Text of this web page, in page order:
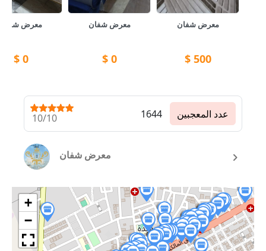
معرض شفان
500
$
معرض شفان
0
$
معرض شفان
0
$
10/10 1644 عدد المعجبين
معرض شفان
+
−